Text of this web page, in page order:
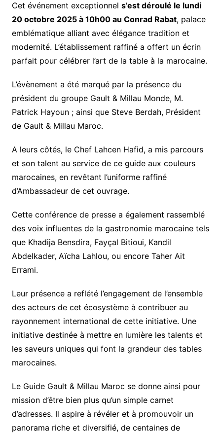
Cet événement exceptionnel s’est déroulé le lundi
20 octobre 2025 à 10h00 au Conrad Rabat, palace
emblématique alliant avec élégance tradition et
modernité. L’établissement raffiné a offert un écrin
parfait pour célébrer l’art de la table à la marocaine.
L’évènement a été marqué par la présence du
président du groupe Gault & Millau Monde, M.
Patrick Hayoun ; ainsi que Steve Berdah, Président
de Gault & Millau Maroc.
A leurs côtés, le Chef Lahcen Hafid, a mis parcours
et son talent au service de ce guide aux couleurs
marocaines, en revêtant l’uniforme raffiné
d’Ambassadeur de cet ouvrage.
Cette conférence de presse a également rassemblé
des voix influentes de la gastronomie marocaine tels
que Khadija Bensdira, Fayçal Bitioui, Kandil
Abdelkader, Aïcha Lahlou, ou encore Taher Ait
Errami.
Leur présence a reflété l’engagement de l’ensemble
des acteurs de cet écosystème à contribuer au
rayonnement international de cette initiative. Une
initiative destinée à mettre en lumière les talents et
les saveurs uniques qui font la grandeur des tables
marocaines.
Le Guide Gault & Millau Maroc se donne ainsi pour
mission d’être bien plus qu’un simple carnet
d’adresses. Il aspire à révéler et à promouvoir un
panorama riche et diversifié, de centaines de